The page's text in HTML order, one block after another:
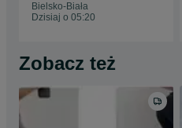
Bielsko-Biała
Dzisiaj o 05:20
Zobacz też